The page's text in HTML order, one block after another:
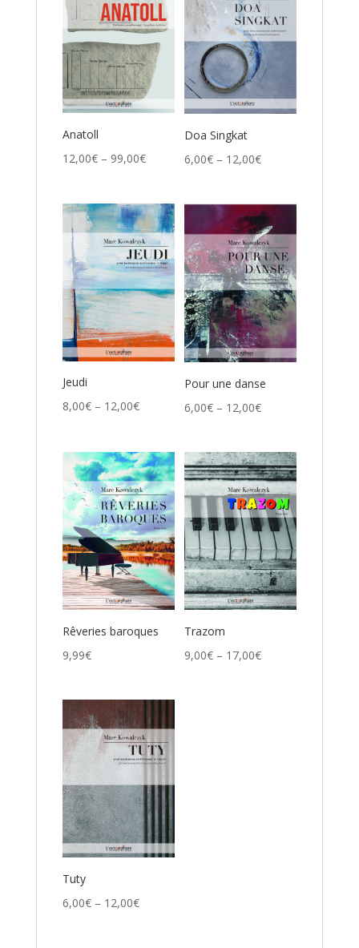
Anatoll
12,00€– 99,00€
Doa Singkat
6,00€– 12,00€
Jeudi
8,00€– 12,00€
Pour une danse
6,00€– 12,00€
Rêveries baroques
9,99€
Trazom
9,00€– 17,00€
Tuty
6,00€– 12,00€